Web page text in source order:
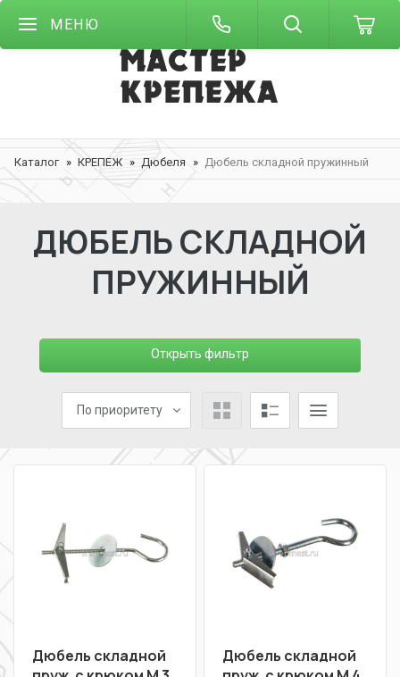
МЕНЮ
Каталог КРЕПЕЖ Дюбеля Дюбель складной пружинный
ДЮБЕЛЬ СКЛАДНОЙ
ПРУЖИННЫЙ
Открыть фильтр
По приоритету
Дюбель складной
Дюбель складной